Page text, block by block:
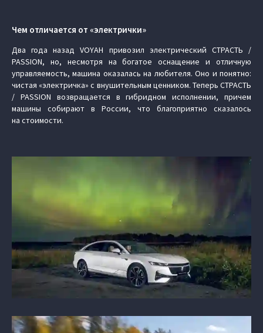
Чем отличается от «электрички»
Два года назад VOYAH привозил электрический СТРАСТЬ /
PASSION, но, несмотря на богатое оснащение и отличную
управляемость, машина оказалась на любителя. Оно и понятно:
чистая «электричка» с внушительным ценником. Теперь СТРАСТЬ
/ PASSION возвращается в гибридном исполнении, причем
машины собирают в России, что благоприятно сказалось
на стоимости.